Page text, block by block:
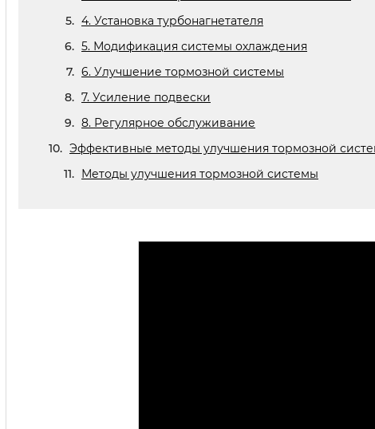
4. Установка турбонагнетателя
5. Модификация системы охлаждения
6. Улучшение тормозной системы
7. Усиление подвески
8. Регулярное обслуживание
Эффективные методы улучшения тормозной
Методы улучшения тормозной системы